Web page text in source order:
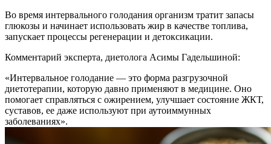
Во время интервального голодания организм тратит запасы
глюкозы и начинает использовать жир в качестве топлива,
запускает процессы регенерации и детоксикации.
Комментарий эксперта, диетолога Асимы Гадельшиной:
«Интервальное голодание — это форма разгрузочной
диетотерапии, которую давно применяют в медицине. Оно
помогает справляться с ожирением, улучшает состояние ЖКТ,
суставов, ее даже используют при аутоиммунных
заболеваниях».